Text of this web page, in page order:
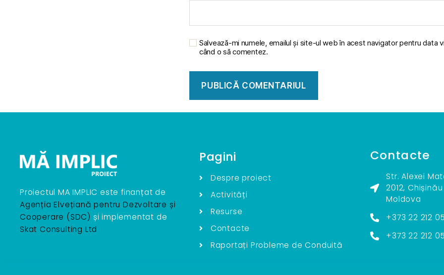
Salvează-mi numele, emailul și site-ul web în acest navigator pentru data
când o să comentez.
Proiectul MA IMPLIC este finanțat de
Agenția Elvețiană pentru Dezvoltare și
Cooperare (SDC) și implementat de
Skat Consulting Ltd
Pagini
Despre proiect
Activități
Resurse
Contacte
Raportați Probleme de Conduită
Contacte
Str. Alexei
2012,
Moldova
+373 22 212
+373 22 212